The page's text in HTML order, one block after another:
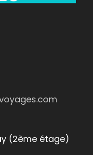
(2ème étage)